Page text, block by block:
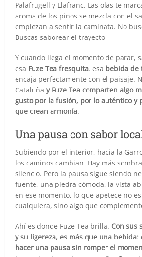
Palafrugell y Llafranc. Las olas te
aroma de los pinos se mezcla con el
empiezan a sentir la caminata. No
Buscas saborear el trayecto.
Y cuando llega el momento de parar,
esa Fuze Tea fresquita, esa bebida de
encaja perfectamente con el paisaje.
Cataluñay Fuze Tea comparten algo
gusto por la fusión, por lo auténtico y
que crean armonía.
Una pausa con sabor
Subiendo por el interior, hacia la
los caminos cambian. Hay más
silencio. Pero la pausa sigue siendo
fuente, una piedra cómoda, la vista
en ese momento, lo que apetece no
cualquiera, sino algo que
Ahí es donde Fuze Tea brilla. Con sus
y su ligereza, es más que una bebida:
hacer una pausa sin romper el